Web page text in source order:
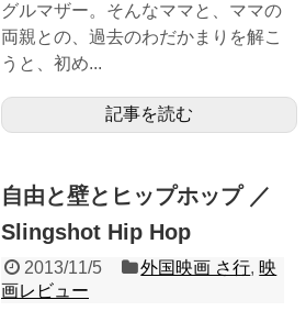
グルマザー。そんなママと、ママの
両親との、過去のわだかまりを解こ
うと、初め...
記事を読む
自由と壁とヒップホップ ／
Slingshot Hip Hop
2013/11/5 外国映画 さ行, 映
画レビュー